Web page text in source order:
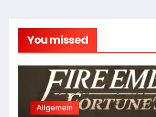
You missed
Allgemein